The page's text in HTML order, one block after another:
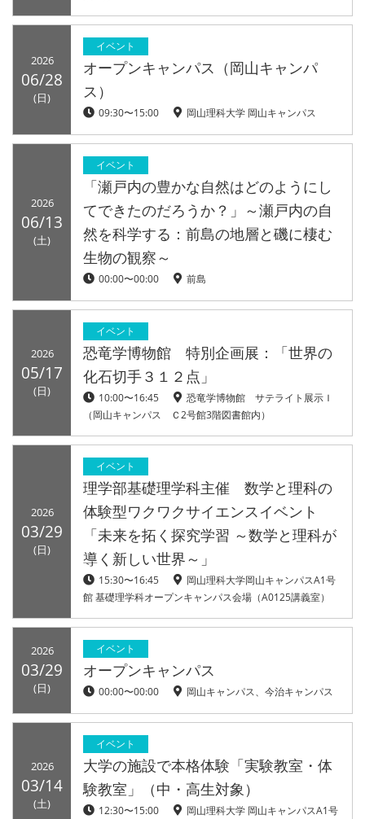
2026
06/28
(日)
イベント
オープンキャンパス（岡山キャンパ
ス）
09:30〜15:00 岡山理科大学 岡山キャンパス
2026
06/13
(土)
イベント
「瀬戸内の豊かな自然はどのようにし
てできたのだろうか？」～瀬戸内の自
然を科学する：前島の地層と磯に棲む
生物の観察～
00:00〜00:00 前島
2026
05/17
(日)
イベント
恐竜学博物館 特別企画展：「世界の
化石切手３１２点」
10:00〜16:45
恐竜学博物館 サテライト展示Ｉ
（岡山キャンパス Ｃ2号館3階図書館内）
2026
03/29
(日)
イベント
理学部基礎理学科主催 数学と理科の
体験型ワクワクサイエンスイベント
「未来を拓く探究学習 ～数学と理科が
導く新しい世界～」
15:30〜16:45
岡山理科大学岡山キャンパスA1号
館 基礎理学科オープンキャンパス会場（A0125講義室）
2026
03/29
(日)
イベント
オープンキャンパス
00:00〜00:00 岡山キャンパス、今治キャンパス
2026
03/14
(土)
イベント
大学の施設で本格体験「実験教室・体
験教室」（中・高生対象）
12:30〜15:00
岡山理科大学 岡山キャンパスA1号